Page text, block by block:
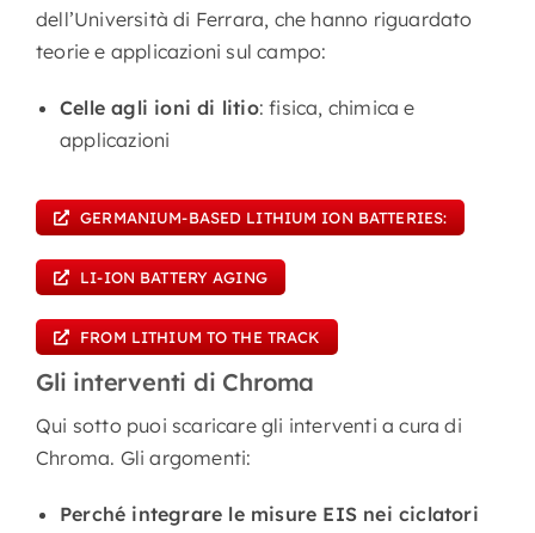
dell’Università di Ferrara, che hanno riguardato
teorie e applicazioni sul campo:
Celle agli ioni di litio: fisica, chimica e
applicazioni
GERMANIUM-BASED LITHIUM ION BATTERIES:
LI-ION BATTERY AGING
FROM LITHIUM TO THE TRACK
Gli interventi di Chroma
Qui sotto puoi scaricare gli interventi a cura di
Chroma. Gli argomenti:
Perché integrare le misure EIS nei ciclatori